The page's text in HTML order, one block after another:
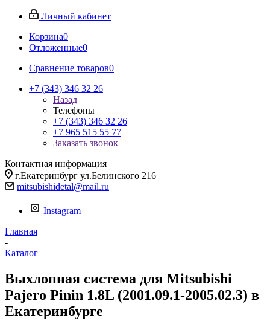
Личный кабинет
Корзина0
Отложенные0
Сравнение товаров0
+7 (343) 346 32 26
Назад
Телефоны
+7 (343) 346 32 26
+7 965 515 55 77
Заказать звонок
Контактная информация
г.Екатеринбург ул.Белинского 216
mitsubishidetal@mail.ru
Instagram
Главная
-
Каталог
Выхлопная система для Mitsubishi
Pajero Pinin 1.8L (2001.09.1-2005.02.3) в
Екатеринбурге